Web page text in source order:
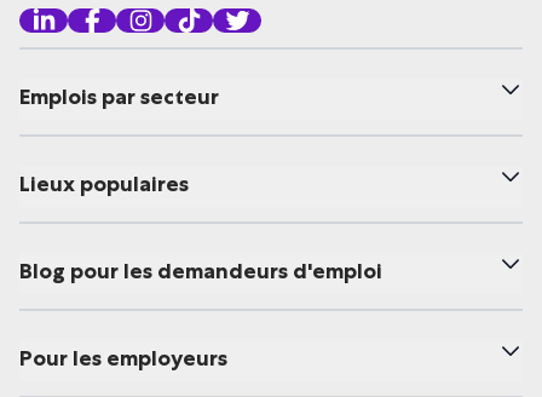
Emplois par secteur
Lieux populaires
Blog pour les demandeurs d'emploi
Pour les employeurs